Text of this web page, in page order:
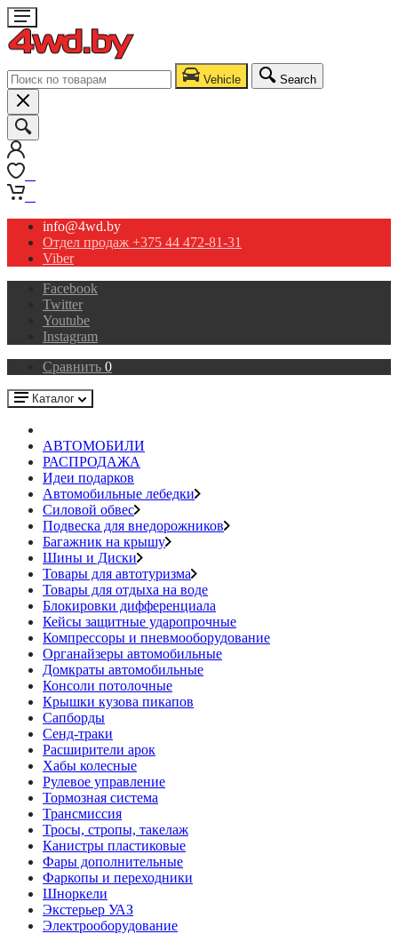
Vehicle Search
info@4wd.by
Отдел продаж +375 44 472-81-31
Viber
Facebook
Twitter
Youtube
Instagram
Сравнить 0
Каталог
АВТОМОБИЛИ
РАСПРОДАЖА
Идеи подарков
Автомобильные лебедки
Силовой обвес
Подвеска для внедорожников
Багажник на крышу
Шины и Диски
Товары для автотуризма
Товары для отдыха на воде
Блокировки дифференциала
Кейсы защитные ударопрочные
Компрессоры и пневмооборудование
Органайзеры автомобильные
Домкраты автомобильные
Консоли потолочные
Крышки кузова пикапов
Сапборды
Сенд-траки
Расширители арок
Хабы колесные
Рулевое управление
Тормозная система
Трансмиссия
Тросы, стропы, такелаж
Канистры пластиковые
Фары дополнительные
Фаркопы и переходники
Шноркели
Экстерьер УАЗ
Электрооборудование